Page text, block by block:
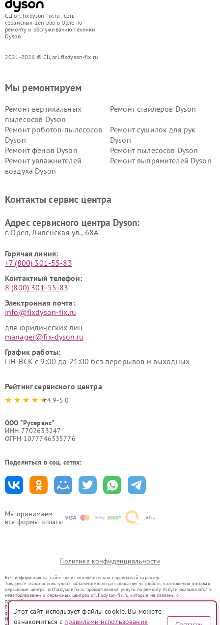
СЦ orl.fixdyson-fix.ru - сеть
сервисных центров в Орле по
ремонту и обслуживанию техники
Dyson
2021-2026 © СЦ orl.fixdyson-fix.ru
Мы принимаем
все формы оплаты
Мы ремонтируем
Ремонт вертикальных
пылесосов Dyson
Ремонт стайлеров Dyson
Ремонт роботов-пылесосов
Dyson
Ремонт сушилок для рук
Dyson
Ремонт фенов Dyson
Ремонт пылесосов Dyson
Ремонт увлажнителей
воздуха Dyson
Ремонт выпрямителей Dyson
Контакты сервис центра
Адрес сервисного центра Dyson:
г. Орёл, Ливенская ул., 68А
Горячая линия:
+7 (800) 301-55-83
Контактный телефон:
8 (800) 301-55-83
Электронная почта:
info@fixdyson-fix.ru
для юридических лиц
manager@fix-dyson.ru
График работы:
ПН-ВСК с 9:00 до 21:00 без перерывов и выходных
Рейтинг сервисного центра
4.9-5.0
ООО "Русервис"
ИНН 7702633247
ОГРН 1077746335776
Поделиться в соц. сетях:
Политика конфиденциальности
Вся информация на сайте носит исключительно справочный характер.
Товарные знаки используются исключительно для описания устройств, в отношении которых
сервисные центры orl.fixdyson-fix.ru предоставляют услуги по ремонту. Услуги оказываются в
неавторизованных сервисных центрах orl.fixdyson-fix.ru, которые не связаны с
правообладателями товарных знаков или их официальными представителями.
Ремонт осуществляется для устройств, уже введенных в гражданский оборот в соответствии
со статьей 1487 ГК РФ.
Использование товарных знаков не преследует цели индивидуализации услуг или введения
Этот сайт использует файлы cookie. Вы можете
ознакомиться с правилами использования